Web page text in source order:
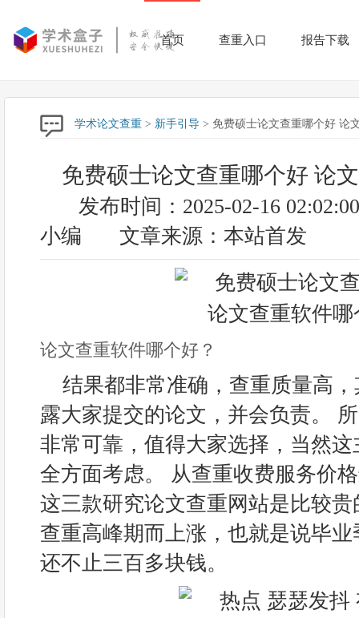
首页 查重入口 报告下载
学术论文查重 > 新手引导 > 免费硕士论文查重哪个好 论
免费硕士论文查重哪个好 论
发布时间：2025-02-16 02:02:00
小编
文章来源：本站首发
论文查重软件哪个好？
结果都非常准确，查重质量高
露大家提交的论文，并会负责。
非常可靠，值得大家选择，当然
全方面考虑。 从查重收费服务价
这三款研究论文查重网站是比较
查重高峰期而上涨，也就是说毕业
还不止三百多块钱。